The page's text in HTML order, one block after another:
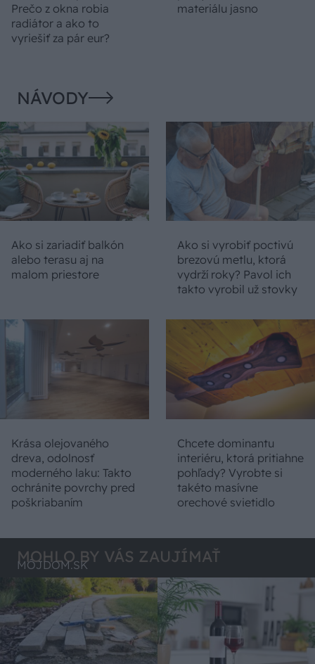
Prečo z okna robia
radiátor a ako to
vyriešiť za pár eur?
materiálu jasno
NÁVODY
Ako si zariadiť balkón
alebo terasu aj na
malom priestore
Ako si vyrobiť poctivú
brezovú metlu, ktorá
vydrží roky? Pavol ich
takto vyrobil už stovky
Krása olejovaného
dreva, odolnosť
moderného laku: Takto
ochránite povrchy pred
poškriabaním
Chcete dominantu
interiéru, ktorá pritiahne
pohľady? Vyrobte si
takéto masívne
orechové svietidlo
MOHLO BY VÁS ZAUJÍMAŤ
MÔJDOM.SK